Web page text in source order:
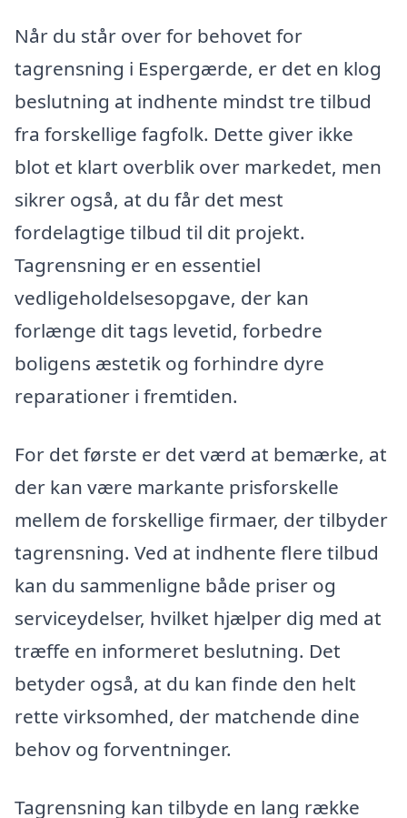
Når du står over for behovet for
tagrensning i Espergærde, er det en klog
beslutning at indhente mindst tre tilbud
fra forskellige fagfolk. Dette giver ikke
blot et klart overblik over markedet, men
sikrer også, at du får det mest
fordelagtige tilbud til dit projekt.
Tagrensning er en essentiel
vedligeholdelsesopgave, der kan
forlænge dit tags levetid, forbedre
boligens æstetik og forhindre dyre
reparationer i fremtiden.
For det første er det værd at bemærke, at
der kan være markante prisforskelle
mellem de forskellige firmaer, der tilbyder
tagrensning. Ved at indhente flere tilbud
kan du sammenligne både priser og
serviceydelser, hvilket hjælper dig med at
træffe en informeret beslutning. Det
betyder også, at du kan finde den helt
rette virksomhed, der matchende dine
behov og forventninger.
Tagrensning kan tilbyde en lang række